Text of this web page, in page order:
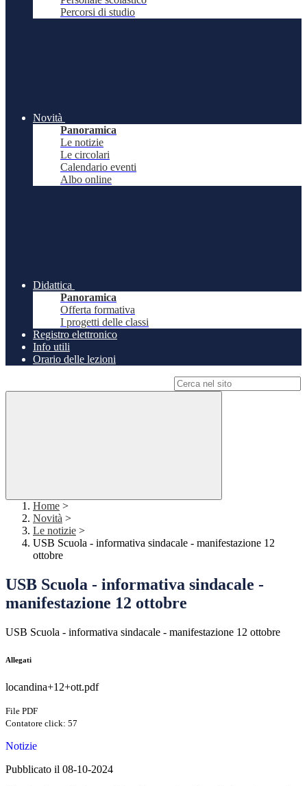
Percorsi di studio
Novità
Panoramica
Le notizie
Le circolari
Calendario eventi
Albo online
Didattica
Panoramica
Offerta formativa
I progetti delle classi
Registro elettronico
Info utili
Orario delle lezioni
Home >
Novità >
Le notizie >
USB Scuola - informativa sindacale - manifestazione 12
ottobre
USB Scuola - informativa sindacale -
manifestazione 12 ottobre
USB Scuola - informativa sindacale - manifestazione 12 ottobre
Allegati
locandina+12+ott.pdf
File PDF
Contatore click: 57
Notizie
Pubblicato il 08-10-2024